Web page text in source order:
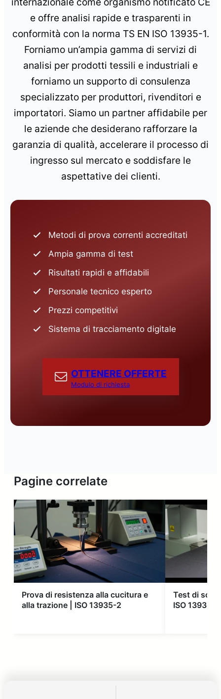
e offre analisi rapide e trasparenti in
conformità con la norma TS EN ISO 13935-1.
Forniamo un’ampia gamma di servizi di
analisi per prodotti tessili e industriali e
forniamo un supporto di consulenza
specializzato per produttori, rivenditori e
importatori. Siamo un partner affidabile per
le aziende che desiderano rafforzare la
garanzia di qualità, accelerare il processo di
ingresso sul mercato e soddisfare le
aspettative dei clienti.
Metodi di prova correnti accreditati
Ampia gamma di test
Risultati rapidi e affidabili
Personale tecnico esperto
Prezzi competitivi
Sistema di tracciamento digitale
OTTENERE OFFERTE
Modulo di richiesta
Pagine correlate
Prova di resistenza alla cucitura e
alla trazione | ISO 13935-2
Test di
ISO 13936-1